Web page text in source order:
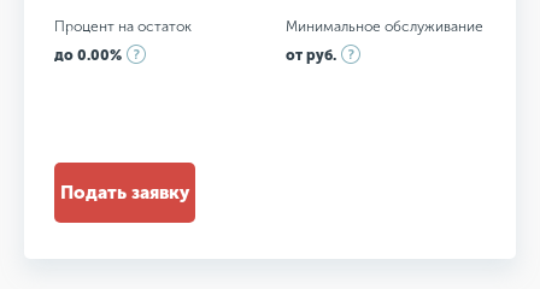
Процент на остаток
до 0.00%
Минимальное обслуживание
от руб.
Подать заявку